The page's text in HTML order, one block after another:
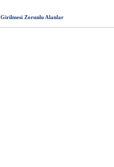
Girilmesi Zorunlu Alanlar